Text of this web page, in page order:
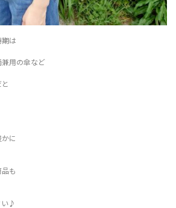
は
用の傘など
に
も
い♪